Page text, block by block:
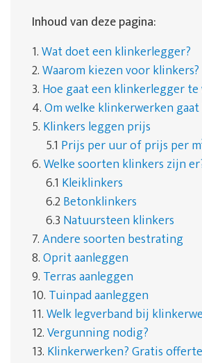
Inhoud van deze pagina:
1.Wat doet een klinkerlegger?
2.Waarom kiezen voor klinkers?
3. Hoe gaat een klinkerlegger te
4.Om welke klinkerwerken
5. Klinkers leggen prijs
5.1 Prijs per uur of prijs per
6.Welke soorten klinkers zijn
6.1 Kleiklinkers
6.2Betonklinkers
6.3 Natuursteen klinkers
7.Andere soorten bestrating
8.Oprit aanleggen
9. Terras aanleggen
10. Tuinpad aanleggen
11.Welk legverband bij
12.Vergunning nodig?
13. Klinkerwerken? Gratis